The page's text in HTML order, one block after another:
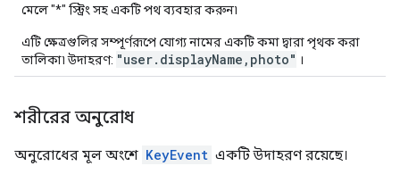
মেলে "*" স্ট্রিং সহ একটি পথ ব্যবহার করুন৷
এটি ক্ষেত্রগুলির সম্পূর্ণরূপে যোগ্য নামের একটি কমা দ্বারা পৃথক করা
তালিকা৷ উদাহরণ: "user.displayName,photo" ।
শরীরের অনুরোধ
অনুরোধের মূল অংশে KeyEvent একটি উদাহরণ রয়েছে।